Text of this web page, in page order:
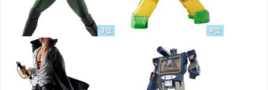
3位 4位